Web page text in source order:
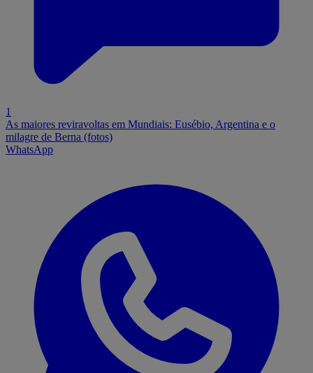
1
As maiores reviravoltas em Mundiais: Eusébio, Argentina e o
milagre de Berna (fotos)
WhatsApp